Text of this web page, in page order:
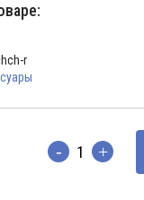
r
Количество